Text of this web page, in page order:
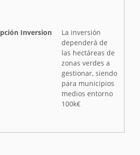
Inversion
La inversión
dependerá de
las hectáreas de
zonas verdes a
gestionar, siendo
para municipios
medios entorno
100k€